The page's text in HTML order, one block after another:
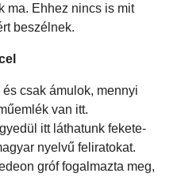
ma. Ehhez nincs is mit
beszélnek.
csak ámulok, mennyi
van itt.
itt láthatunk fekete-
nyelvű feliratokat.
gróf fogalmazta meg,